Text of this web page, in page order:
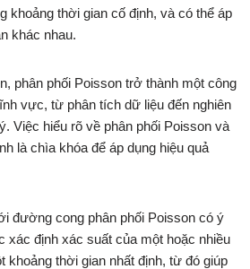
khoảng thời gian cố định, và có thể áp
khác nhau.
phân phối Poisson trở thành một công
vực, từ phân tích dữ liệu đến nghiên
Việc hiểu rõ về phân phối Poisson và
là chìa khóa để áp dụng hiệu quả
đường cong phân phối Poisson có ý
xác định xác suất của một hoặc nhiều
khoảng thời gian nhất định, từ đó giúp